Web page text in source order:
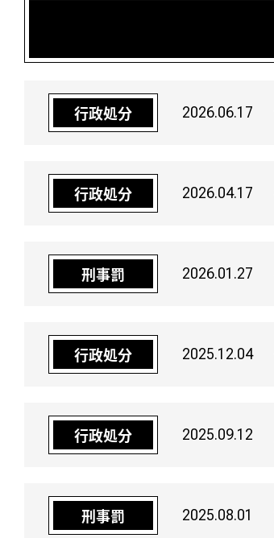
行政処分 2026.06.17
行政処分 2026.04.17
刑事罰 2026.01.27
行政処分 2025.12.04
行政処分 2025.09.12
刑事罰 2025.08.01